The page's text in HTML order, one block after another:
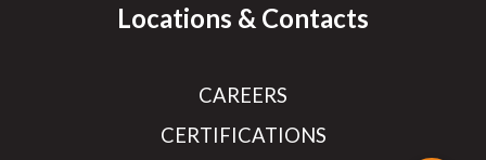
Locations & Contacts
CAREERS
CERTIFICATIONS